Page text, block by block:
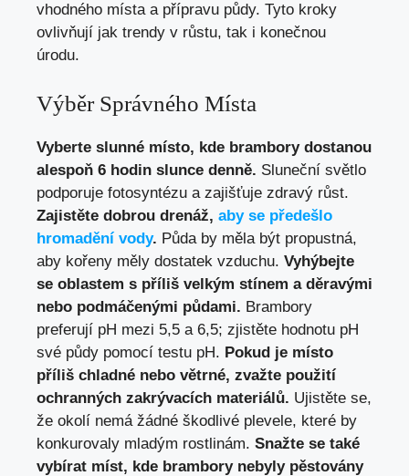
vhodného místa a přípravu půdy. Tyto kroky
ovlivňují jak trendy v růstu, tak i konečnou
úrodu.
Výběr Správného Místa
Vyberte slunné místo, kde brambory dostanou
alespoň 6 hodin slunce denně. Sluneční světlo
podporuje fotosyntézu a zajišťuje zdravý růst.
Zajistěte dobrou drenáž, aby se předešlo
hromadění vody. Půda by měla být propustná,
aby kořeny měly dostatek vzduchu. Vyhýbejte
se oblastem s příliš velkým stínem a děravými
nebo podmáčenými půdami. Brambory
preferují pH mezi 5,5 a 6,5; zjistěte hodnotu pH
své půdy pomocí testu pH. Pokud je místo
příliš chladné nebo větrné, zvažte použití
ochranných zakrývacích materiálů. Ujistěte se,
že okolí nemá žádné škodlivé plevele, které by
konkurovaly mladým rostlinám. Snažte se také
vybírat míst, kde brambory nebyly pěstovány